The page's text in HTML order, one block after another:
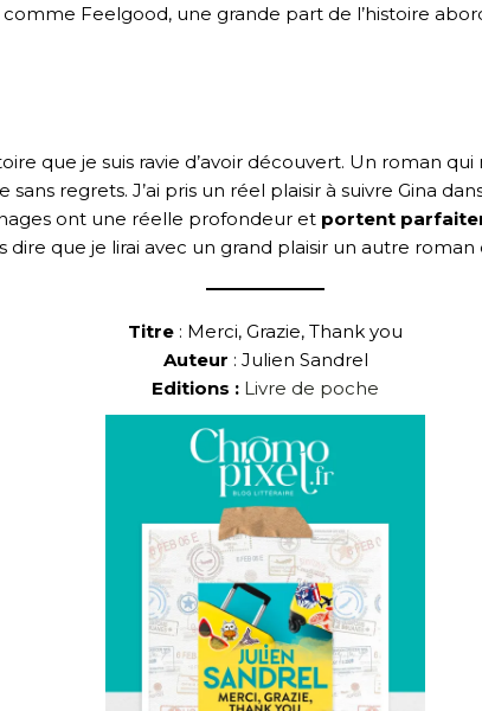
Feelgood, une grande part de l’histoire
que je suis ravie d’avoir découvert. Un roman
sans regrets. J’ai pris un réel plaisir à suivre Gina
ont une réelle profondeur et portent
que je lirai avec un grand plaisir un autre roman
Titre : Merci, Grazie, Thank you
Auteur : Julien Sandrel
Editions : Livre de poche